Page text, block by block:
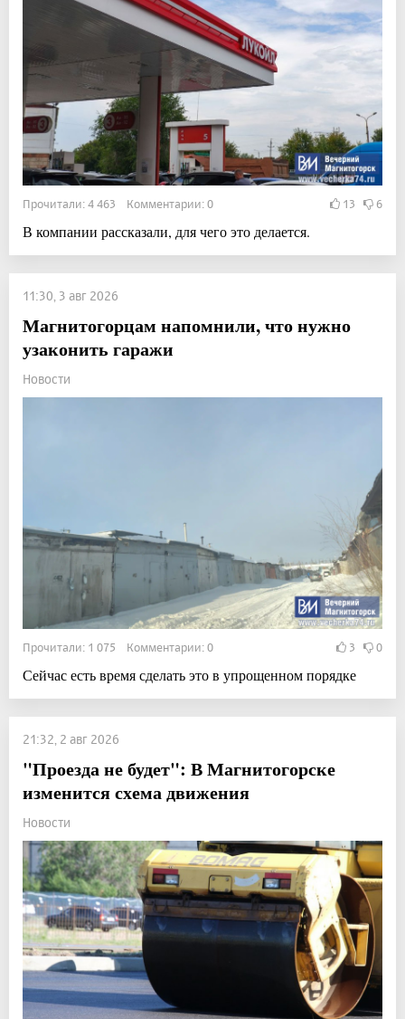
Прочитали: 4 463 Комментарии: 0 13 6
В компании рассказали, для чего это делается.
11:30, 3 авг 2026
Магнитогорцам напомнили, что нужно
узаконить гаражи
Новости
Прочитали: 1 075 Комментарии: 0 3 0
Сейчас есть время сделать это в упрощенном порядке
21:32, 2 авг 2026
"Проезда не будет": В Магнитогорске
изменится схема движения
Новости